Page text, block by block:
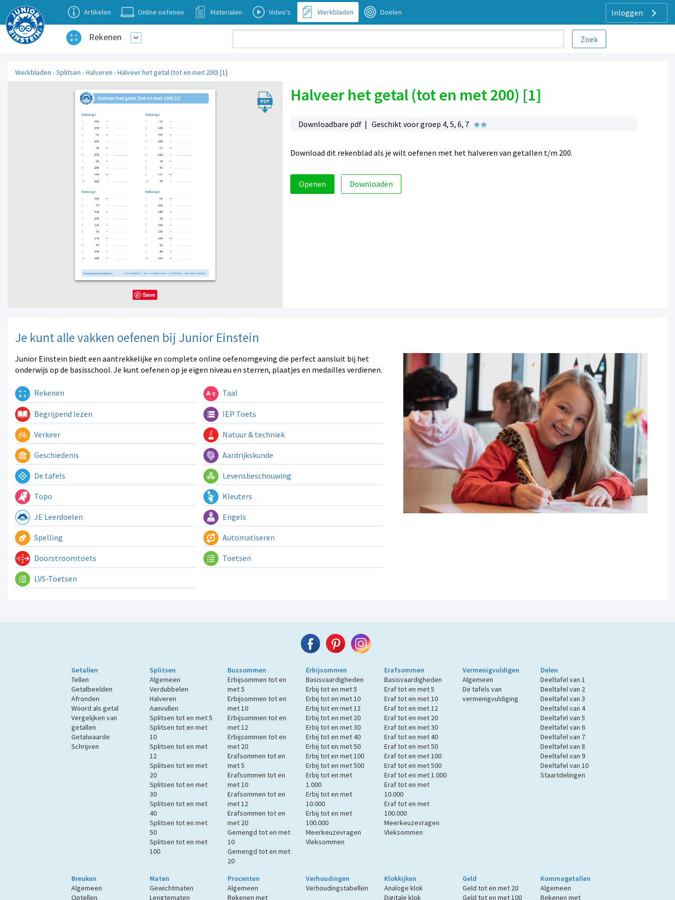
Inloggen
Artikelen Online oefenen Materialen Video's Werkbladen Doelen
Rekenen
Werkbladen › Splitsen › Halveren › Halveer het getal (tot en met 200) [1]
Halveer het getal (tot en met 200) [1]
Downloadbare pdf | Geschikt voor groep 4, 5, 6, 7
Download dit rekenblad als je wilt oefenen met het halveren van getallen t/m 200.
Openen Downloaden
Save
Je kunt alle vakken oefenen bij Junior Einstein
Junior Einstein biedt een aantrekkelijke en complete online oefenomgeving die perfect aansluit bij het
onderwijs op de basisschool. Je kunt oefenen op je eigen niveau en sterren, plaatjes en medailles verdienen.
Rekenen Taal
Begrijpend lezen IEP Toets
Verkeer Natuur & techniek
Geschiedenis Aardrijkskunde
De tafels Levensbeschouwing
Topo Kleuters
JE Leerdoelen Engels
Spelling Automatiseren
Doorstroomtoets Toetsen
LVS-Toetsen
Getallen
Tellen
Getalbeelden
Afronden
Woord als getal
Vergelijken van
getallen
Getalwaarde
Schrijven
Splitsen
Algemeen
Verdubbelen
Halveren
Aanvullen
Splitsen tot en met 5
Splitsen tot en met
10
Splitsen tot en met
12
Splitsen tot en met
20
Splitsen tot en met
30
Splitsen tot en met
40
Splitsen tot en met
50
Splitsen tot en met
100
Bussommen
Erbijsommen tot en
met 5
Erbijsommen tot en
met 10
Erbijsommen tot en
met 12
Erbijsommen tot en
met 20
Erafsommen tot en
met 5
Erafsommen tot en
met 10
Erafsommen tot en
met 12
Erafsommen tot en
met 20
Gemengd tot en met
10
Gemengd tot en met
20
Erbijsommen
Basisvaardigheden
Erbij tot en met 5
Erbij tot en met 10
Erbij tot en met 12
Erbij tot en met 20
Erbij tot en met 30
Erbij tot en met 40
Erbij tot en met 50
Erbij tot en met 100
Erbij tot en met 500
Erbij tot en met
1.000
Erbij tot en met
10.000
Erbij tot en met
100.000
Meerkeuzevragen
Vleksommen
Erafsommen
Basisvaardigheden
Eraf tot en met 5
Eraf tot en met 10
Eraf tot en met 12
Eraf tot en met 20
Eraf tot en met 30
Eraf tot en met 40
Eraf tot en met 50
Eraf tot en met 100
Eraf tot en met 500
Eraf tot en met 1.000
Eraf tot en met
10.000
Eraf tot en met
100.000
Meerkeuzevragen
Vleksommen
Vermenigvuldigen
Algemeen
De tafels van
vermenigvuldiging
Delen
Deeltafel van 1
Deeltafel van 2
Deeltafel van 3
Deeltafel van 4
Deeltafel van 5
Deeltafel van 6
Deeltafel van 7
Deeltafel van 8
Deeltafel van 9
Deeltafel van 10
Staartdelingen
Breuken
Algemeen
Optellen
Maten
Gewichtmaten
Lengtematen
Procenten
Algemeen
Rekenen met
Verhoudingen
Verhoudingstabellen
Klokkijken
Analoge klok
Digitale klok
Geld
Geld tot en met 20
Geld tot en met 100
Kommagetallen
Algemeen
Rekenen met